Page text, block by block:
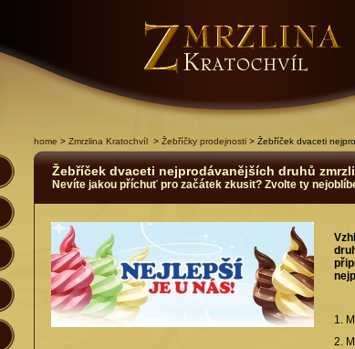
home > Zmrzlina Kratochvíl> Žebříčky prodejnosti> Žebříček dvaceti
Žebříček dvaceti nejprodávanějších druhů
Nevíte jakou příchuť pro začátek zkusit? Zvolte ty
1.
2.